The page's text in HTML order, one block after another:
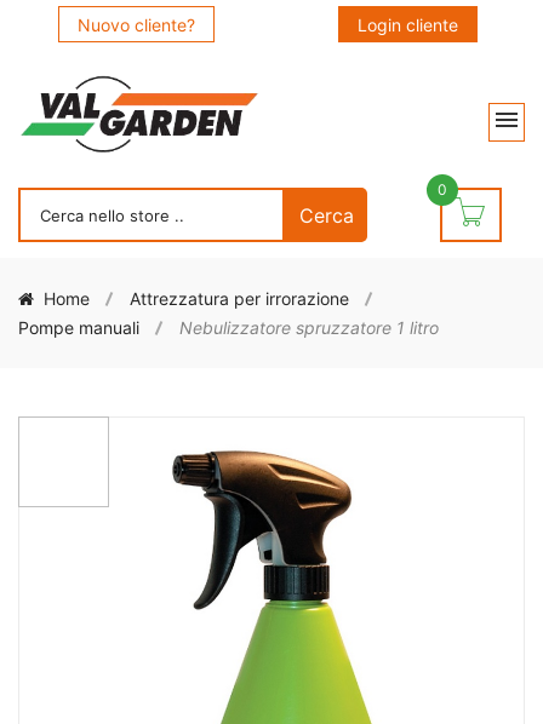
Nuovo cliente? Login cliente
0
Home
Attrezzatura per irrorazione
Pompe manuali
Nebulizzatore spruzzatore 1 litro